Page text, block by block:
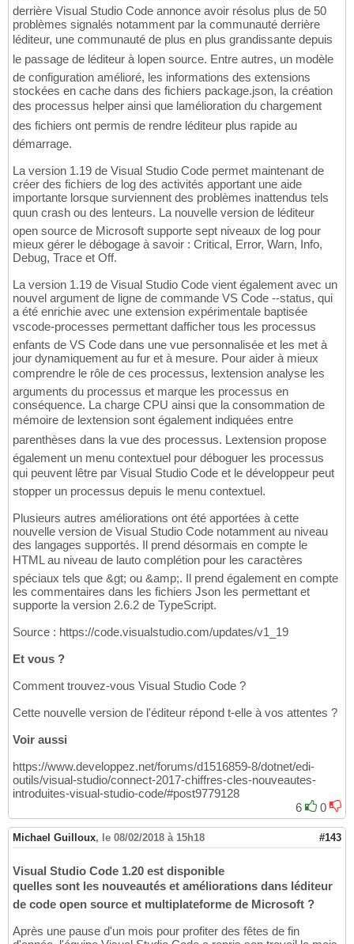
derrière Visual Studio Code annonce avoir résolus plus de 50
problèmes signalés notamment par la communauté derrière
léditeur, une communauté de plus en plus grandissante depuis
le passage de léditeur à lopen source. Entre autres, un modèle
de configuration amélioré, les informations des extensions
stockées en cache dans des fichiers package.json, la création
des processus helper ainsi que lamélioration du chargement
des fichiers ont permis de rendre léditeur plus rapide au
démarrage.
La version 1.19 de Visual Studio Code permet maintenant de
créer des fichiers de log des activités apportant une aide
importante lorsque surviennent des problèmes inattendus tels
quun crash ou des lenteurs. La nouvelle version de léditeur
open source de Microsoft supporte sept niveaux de log pour
mieux gérer le débogage à savoir : Critical, Error, Warn, Info,
Debug, Trace et Off.
La version 1.19 de Visual Studio Code vient également avec un
nouvel argument de ligne de commande VS Code --status, qui
a été enrichie avec une extension expérimentale baptisée
vscode-processes permettant dafficher tous les processus
enfants de VS Code dans une vue personnalisée et les met à
jour dynamiquement au fur et à mesure. Pour aider à mieux
comprendre le rôle de ces processus, lextension analyse les
arguments du processus et marque les processus en
conséquence. La charge CPU ainsi que la consommation de
mémoire de lextension sont également indiquées entre
parenthèses dans la vue des processus. Lextension propose
également un menu contextuel pour déboguer les processus
qui peuvent lêtre par Visual Studio Code et le développeur peut
stopper un processus depuis le menu contextuel.
Plusieurs autres améliorations ont été apportées à cette
nouvelle version de Visual Studio Code notamment au niveau
des langages supportés. Il prend désormais en compte le
HTML au niveau de lauto complétion pour les caractères
spéciaux tels que &gt; ou &amp;. Il prend également en compte
les commentaires dans les fichiers Json les permettant et
supporte la version 2.6.2 de TypeScript.
Source : https://code.visualstudio.com/updates/v1_19
Et vous ?
Comment trouvez-vous Visual Studio Code ?
Cette nouvelle version de l'éditeur répond t-elle à vos attentes ?
Voir aussi
https://www.developpez.net/forums/d1516859-8/dotnet/edi-
outils/visual-studio/connect-2017-chiffres-cles-nouveautes-
introduites-visual-studio-code/#post9779128
6
0
Michael Guilloux, le 08/02/2018 à 15h18 #143
Visual Studio Code 1.20 est disponible
quelles sont les nouveautés et améliorations dans léditeur
de code open source et multiplateforme de Microsoft ?
Après une pause d'un mois pour profiter des fêtes de fin